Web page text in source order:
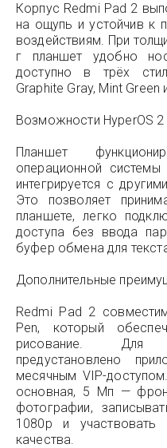
Корпус Redmi Pad 2
на ощупь и устойчив к
воздействиям. При
г планшет удобно
доступно в трёх
Graphite Gray, Mint Green
Возможности HyperOS 2
Планшет
операционной
интегрируется с
Это позволяет
планшете, легко
доступа без ввода
буфер обмена для
Дополнительные
Redmi Pad 2
Pen, который
рисование. Для
предустановлено
месячным VIP-
основная, 5 Мп —
фотографии,
1080p и участвовать
качества.